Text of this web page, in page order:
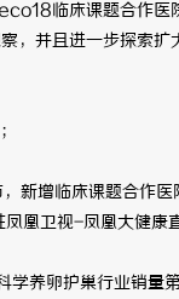
临床课题合作医
并且进一步探索扩
新增临床课题合作医
凰卫视-凤凰大健康
养卵护巢行业销量